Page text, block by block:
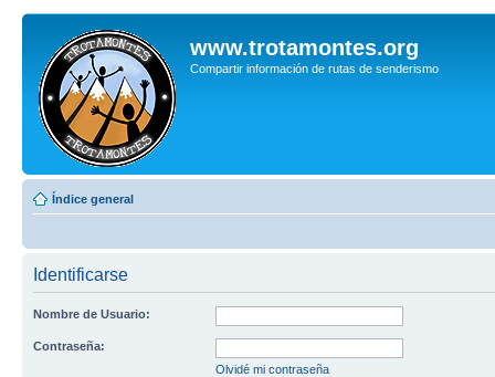
www.trotamontes.org
Compartir información de rutas de senderismo
Índice general
Identificarse
Nombre de Usuario:
Contraseña:
Olvidé mi contraseña